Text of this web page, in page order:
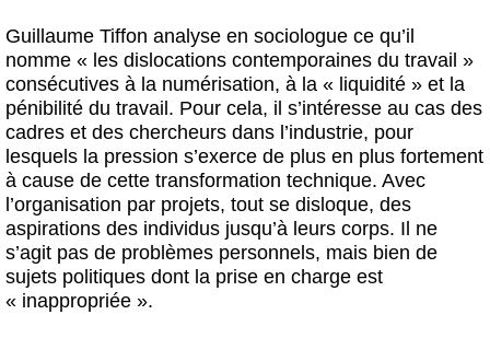
Guillaume Tiffon analyse en sociologue ce qu’il
nomme « les dislocations contemporaines du travail »
consécutives à la numérisation, à la « liquidité » et la
pénibilité du travail. Pour cela, il s’intéresse au cas des
cadres et des chercheurs dans l’industrie, pour
lesquels la pression s’exerce de plus en plus fortement
à cause de cette transformation technique. Avec
l’organisation par projets, tout se disloque, des
aspirations des individus jusqu’à leurs corps. Il ne
s’agit pas de problèmes personnels, mais bien de
sujets politiques dont la prise en charge est
« inappropriée ».